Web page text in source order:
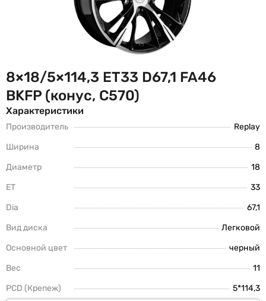
8×18/5×114,3 ET33 D67,1 FA46
BKFP (конус, C570)
Характеристики
Производитель
Replay
Ширина
8
Диаметр
18
ET
33
Dia
67,1
Вид диска
Легковой
Основной цвет
черный
Вес
11
PCD (Крепеж)
5*114,3